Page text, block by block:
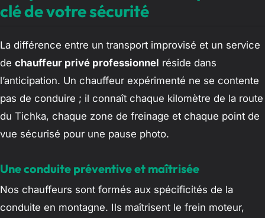
clé de votre sécurité
La différence entre un transport improvisé et un service
de chauffeur privé professionnel réside dans
l’anticipation. Un chauffeur expérimenté ne se contente
pas de conduire ; il connaît chaque kilomètre de la route
du Tichka, chaque zone de freinage et chaque point de
vue sécurisé pour une pause photo.
Une conduite préventive et maîtrisée
Nos chauffeurs sont formés aux spécificités de la
conduite en montagne. Ils maîtrisent le frein moteur,